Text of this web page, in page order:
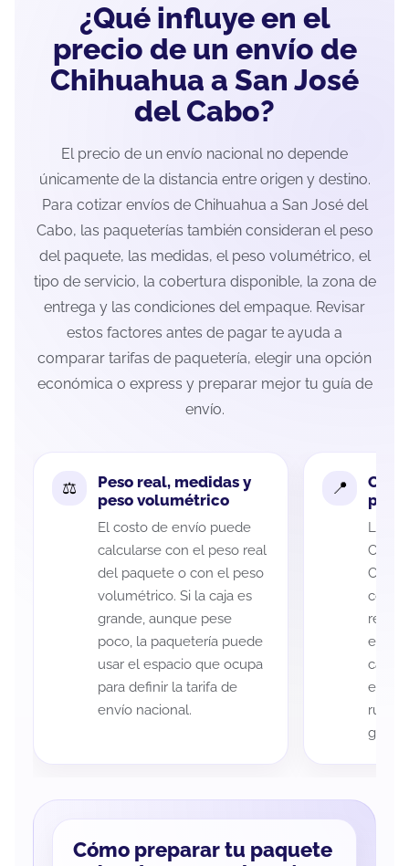
¿Qué influye en el
precio de un envío de
Chihuahua a San José
del Cabo?
El precio de un envío nacional no depende
únicamente de la distancia entre origen y destino.
Para cotizar envíos de Chihuahua a San José del
Cabo, las paqueterías también consideran el peso
del paquete, las medidas, el peso volumétrico, el
tipo de servicio, la cobertura disponible, la zona de
entrega y las condiciones del empaque. Revisar
estos factores antes de pagar te ayuda a
comparar tarifas de paquetería, elegir una opción
económica o express y preparar mejor tu guía de
envío.
Peso real, medidas y
peso volumétrico
El costo de envío puede
calcularse con el peso real
del paquete o con el peso
volumétrico. Si la caja es
grande, aunque pese
poco, la paquetería puede
usar el espacio que ocupa
para definir la tarifa de
envío nacional.
La
Cabo
cada
es
ruta
guía
Cómo preparar tu paquete